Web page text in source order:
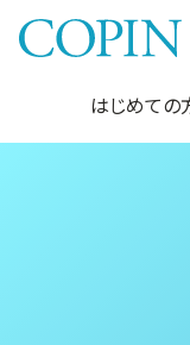
はじめての